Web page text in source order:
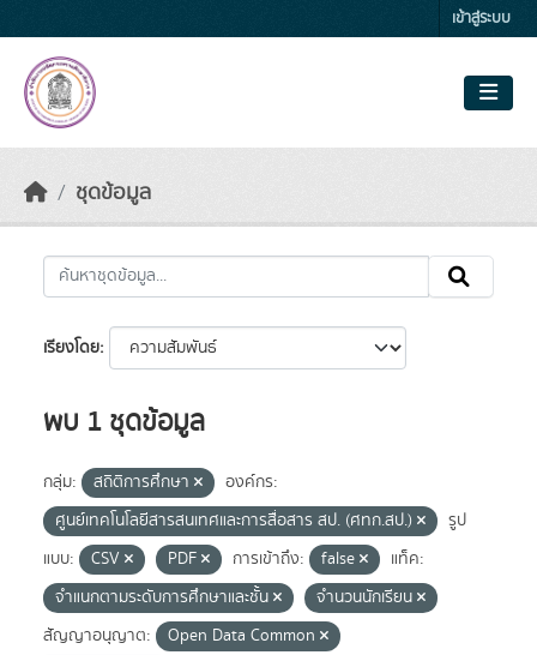
เข้าสู่ระบบ
ชุดข้อมูล
เรียงโดย
พบ 1 ชุดข้อมูล
กลุ่ม: สถิติการศึกษา
องค์กร:
ศูนย์เทคโนโลยีสารสนเทศและการสื่อสาร สป. (ศทก.สป.)
รูป
แบบ:
CSV PDF การเข้าถึง: false
แท็ค:
จำแนกตามระดับการศึกษาและชั้น
จำนวนนักเรียน
สัญญาอนุญาต:
Open Data Common